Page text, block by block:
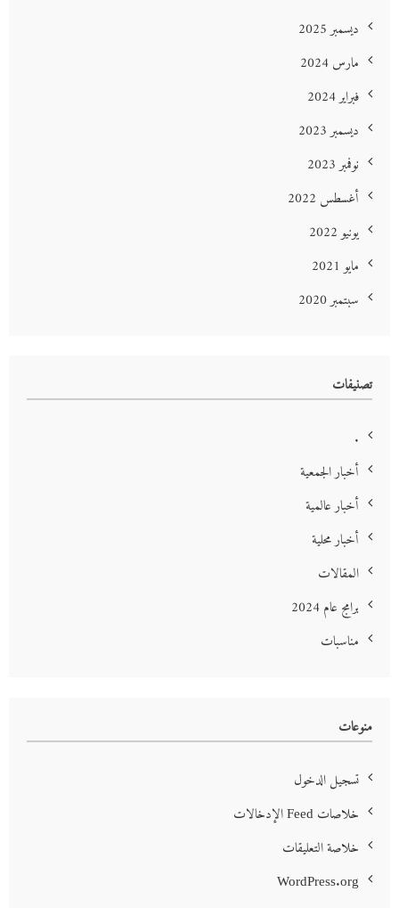
ديسمبر 2025
مارس 2024
فبراير 2024
ديسمبر 2023
نوفمبر 2023
أغسطس 2022
يونيو 2022
مايو 2021
سبتمبر 2020
تصنيفات
.
أخبار الجمعية
أخبار عالمية
أخبار محلية
المقالات
برامج عام 2024
مناسبات
منوعات
تسجيل الدخول
خلاصات Feed الإدخالات
خلاصة التعليقات
WordPress.org